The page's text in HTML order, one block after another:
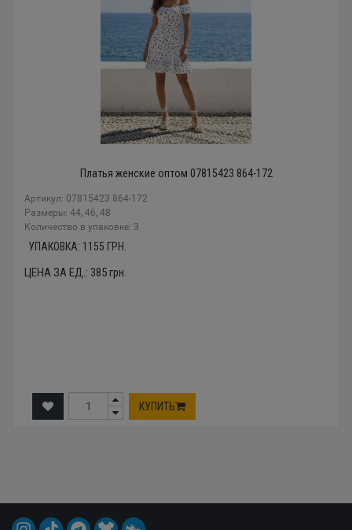
Платья женские оптом 07815423 864-172
Артикул: 07815423 864-172
Размеры: 44, 46, 48
Количество в упаковке: 3
УПАКОВКА: 1155 ГРН.
ЦЕНА ЗА ЕД.: 385грн.
КУПИТЬ